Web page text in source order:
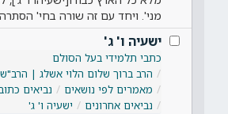
מני'. ויחד עם זה שורה בחי'
ישעיה ו' ג'
כתבי תלמידי בעל הסולם
הרב ברוך שלום הלוי אשלג | הרב"ש
מאמרים לפי נושאים
נביאים
נביאים אחרונים
ישעיה ו' ג'